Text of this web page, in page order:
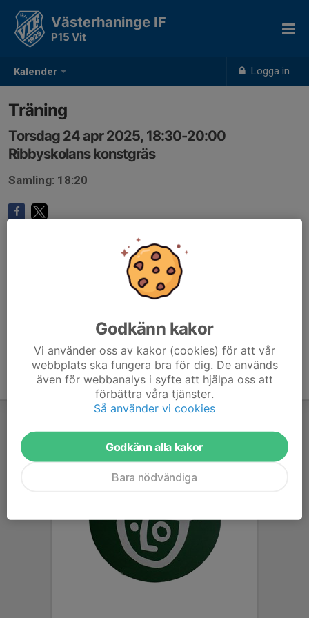
Kalender Logga in
Västerhaninge IF
P15 Vit
Träning
Torsdag 24 apr 2025, 18:30-20:00
Ribbyskolans konstgräs
Samling: 18:20
Godkänn kakor
Vi använder oss av kakor (cookies) för att vår
webbplats ska fungera bra för dig. De används
även för webbanalys i syfte att hjälpa oss att
förbättra våra tjänster.
Så använder vi cookies
Godkänn alla kakor
Bara nödvändiga